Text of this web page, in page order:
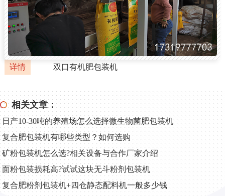
详情 双口有机肥包装机
相关文章：
日产10‑30吨的养殖场怎么选择微生物菌肥包装机
复合肥包装机有哪些类型？如何选购
矿粉包装机怎么选?相关设备与合作厂家介绍
面粉包装损耗高?试试这块无斗粉剂包装机
复合肥粉剂包装机+四仓静态配料机一般多少钱